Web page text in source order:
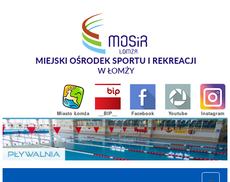
Instagram
Youtube
Facebook
__BIP__
Miasto Łomża